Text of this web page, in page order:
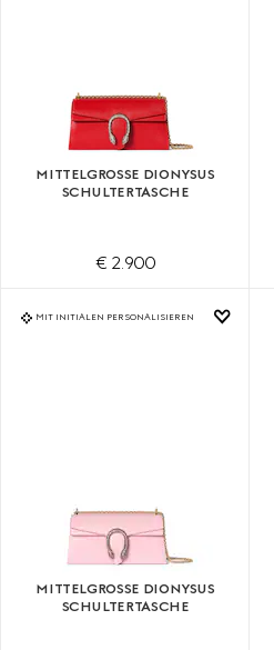
MITTELGROSSE DIONYSUS S
CHULTERTASCHE
€ 2.900
MIT INITIALEN PERSONALISIEREN
MITTELGROSSE DIONYSUS S
CHULTERTASCHE